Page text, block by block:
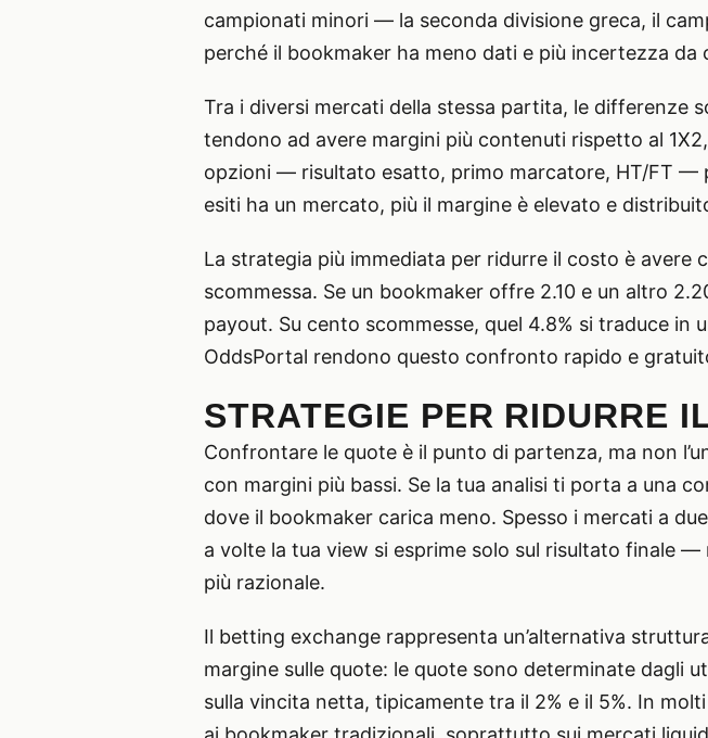
campionati minori — la seconda divisione greca, il
perché il bookmaker ha meno dati e più incertezza da
Tra i diversi mercati della stessa partita, le differenze
tendono ad avere margini più contenuti rispetto al
opzioni — risultato esatto, primo marcatore, HT/FT —
esiti ha un mercato, più il margine è elevato e
La strategia più immediata per ridurre il costo è
scommessa. Se un bookmaker offre 2.10 e un altro
payout. Su cento scommesse, quel 4.8% si traduce
OddsPortal rendono questo confronto rapido e
STRATEGIE PER RIDURRE
Confrontare le quote è il punto di partenza, ma non
con margini più bassi. Se la tua analisi ti porta a una
dove il bookmaker carica meno. Spesso i mercati a
a volte la tua view si esprime solo sul risultato finale —
più razionale.
Il betting exchange rappresenta un’alternativa
margine sulle quote: le quote sono determinate dagli
sulla vincita netta, tipicamente tra il 2% e il 5%. In